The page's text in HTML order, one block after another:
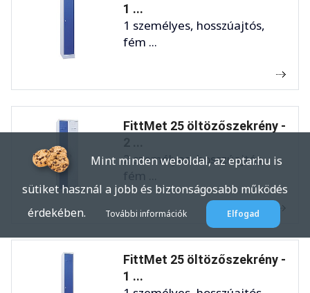
1 ...
1 személyes, hosszúajtós,
fém ...
FittMet 25 öltözőszekrény -
2 személyes, hosszúajtós,
fém ...
FittMet 25 öltözőszekrény -
1 ...
Mint minden weboldal, az eptar.hu is
sütiket használ a jobb és biztonságosabb működés
érdekében.
További információk Elfogad